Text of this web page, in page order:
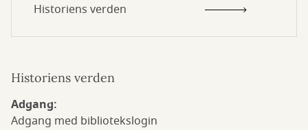
verden
Historiens verden
Historiens verden
Adgang:
Adgang med bibliotekslogin